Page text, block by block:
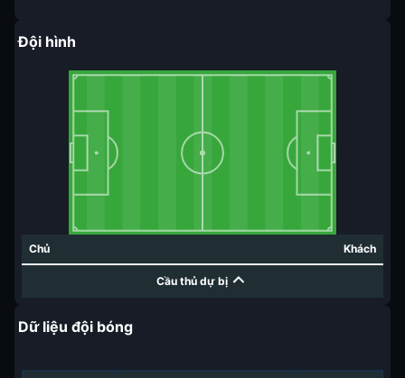
Đội hình
Chủ Khách
Cầu thủ dự bị
Dữ liệu đội bóng